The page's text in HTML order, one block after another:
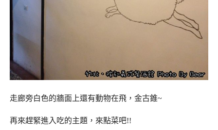
走廊旁白色的牆面上還有動物在飛，金古錐~
再來趕緊進入吃的主題，來點菜吧!!